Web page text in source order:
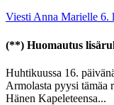
Viesti Anna Marielle 6.
(**) Huomautus
Huhtikuussa 16.
Armolasta pyysi tämäa
Hänen Kapeleteensa...